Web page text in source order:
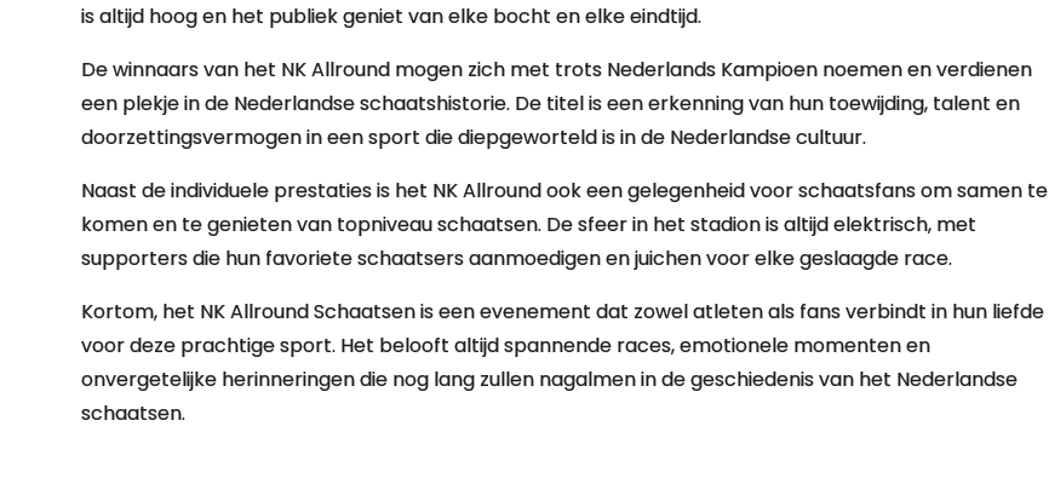
is altijd hoog en het publiek geniet van elke bocht en elke eindtijd.
De winnaars van het NK Allround mogen zich met trots Nederlands Kampioen noemen en verdienen
een plekje in de Nederlandse schaatshistorie. De titel is een erkenning van hun toewijding, talent en
doorzettingsvermogen in een sport die diepgeworteld is in de Nederlandse cultuur.
Naast de individuele prestaties is het NK Allround ook een gelegenheid voor schaatsfans om samen te
komen en te genieten van topniveau schaatsen. De sfeer in het stadion is altijd elektrisch, met
supporters die hun favoriete schaatsers aanmoedigen en juichen voor elke geslaagde race.
Kortom, het NK Allround Schaatsen is een evenement dat zowel atleten als fans verbindt in hun liefde
voor deze prachtige sport. Het belooft altijd spannende races, emotionele momenten en
onvergetelijke herinneringen die nog lang zullen nagalmen in de geschiedenis van het Nederlandse
schaatsen.